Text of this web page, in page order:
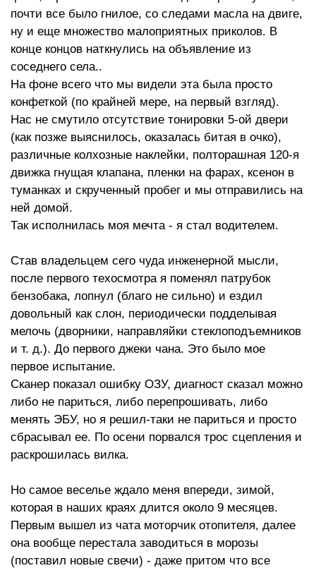
почти все было гнилое, со следами масла на двиге,
ну и еще множество малоприятных приколов. В
конце концов наткнулись на объявление из
соседнего села..
На фоне всего что мы видели эта была просто
конфеткой (по крайней мере, на первый взгляд).
Нас не смутило отсутствие тонировки 5-ой двери
(как позже выяснилось, оказалась битая в очко),
различные колхозные наклейки, полторашная 120-я
движка гнущая клапана, пленки на фарах, ксенон в
туманках и скрученный пробег и мы отправились на
ней домой.
Так исполнилась моя мечта - я стал водителем.
Став владельцем сего чуда инженерной мысли,
после первого техосмотра я поменял патрубок
бензобака, лопнул (благо не сильно) и ездил
довольный как слон, периодически подделывая
мелочь (дворники, направляйки стеклоподъемников
и т. д.). До первого джеки чана. Это было мое
первое испытание.
Сканер показал ошибку ОЗУ, диагност сказал можно
либо не париться, либо перепрошивать, либо
менять ЭБУ, но я решил-таки не париться и просто
сбрасывал ее. По осени порвался трос сцепления и
раскрошилась вилка.
Но самое веселье ждало меня впереди, зимой,
которая в наших краях длится около 9 месяцев.
Первым вышел из чата моторчик отопителя, далее
она вообще перестала заводиться в морозы
(поставил новые свечи) - даже притом что все